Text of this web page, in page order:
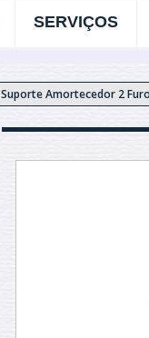
SERVIÇOS
Suporte Amortecedor 2